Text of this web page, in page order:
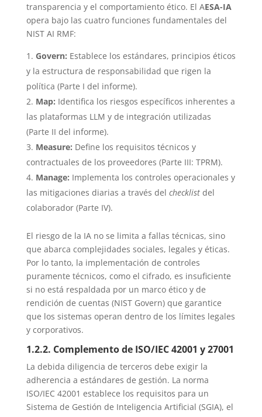
transparencia y el comportamiento ético. El AESA-IA
opera bajo las cuatro funciones fundamentales del
NIST AI RMF:
Govern: Establece los estándares, principios éticos
y la estructura de responsabilidad que rigen la
política (Parte I del informe).
Map: Identifica los riesgos específicos inherentes a
las plataformas LLM y de integración utilizadas
(Parte II del informe).
Measure: Define los requisitos técnicos y
contractuales de los proveedores (Parte III: TPRM).
Manage: Implementa los controles operacionales y
las mitigaciones diarias a través del checklistdel
colaborador (Parte IV).
El riesgo de la IA no se limita a fallas técnicas, sino
que abarca complejidades sociales, legales y éticas.
Por lo tanto, la implementación de controles
puramente técnicos, como el cifrado, es insuficiente
si no está respaldada por un marco ético y de
rendición de cuentas (NIST Govern) que garantice
que los sistemas operan dentro de los límites legales
y corporativos.
1.2.2. Complemento de ISO/IEC 42001 y 27001
La debida diligencia de terceros debe exigir la
adherencia a estándares de gestión. La norma
ISO/IEC 42001 establece los requisitos para un
Sistema de Gestión de Inteligencia Artificial (SGIA), el